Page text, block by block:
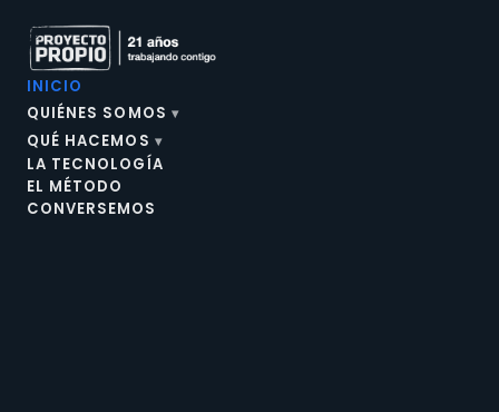
INICIO
QUIÉNES SOMOS
QUÉ HACEMOS
LA TECNOLOGÍA
EL MÉTODO
CONVERSEMOS